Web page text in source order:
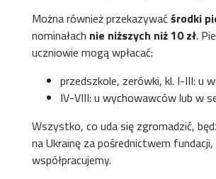
Można również przekazywaćśrodki
nominałach nie niższych niż 10 zł.
uczniowie mogą wpłacać:
przedszkole, zerówki, kl. I-III: u
IV-VIII: u wychowawców lub w
Wszystko, co uda się zgromadzić,
na Ukrainę za pośrednictwem
współpracujemy.